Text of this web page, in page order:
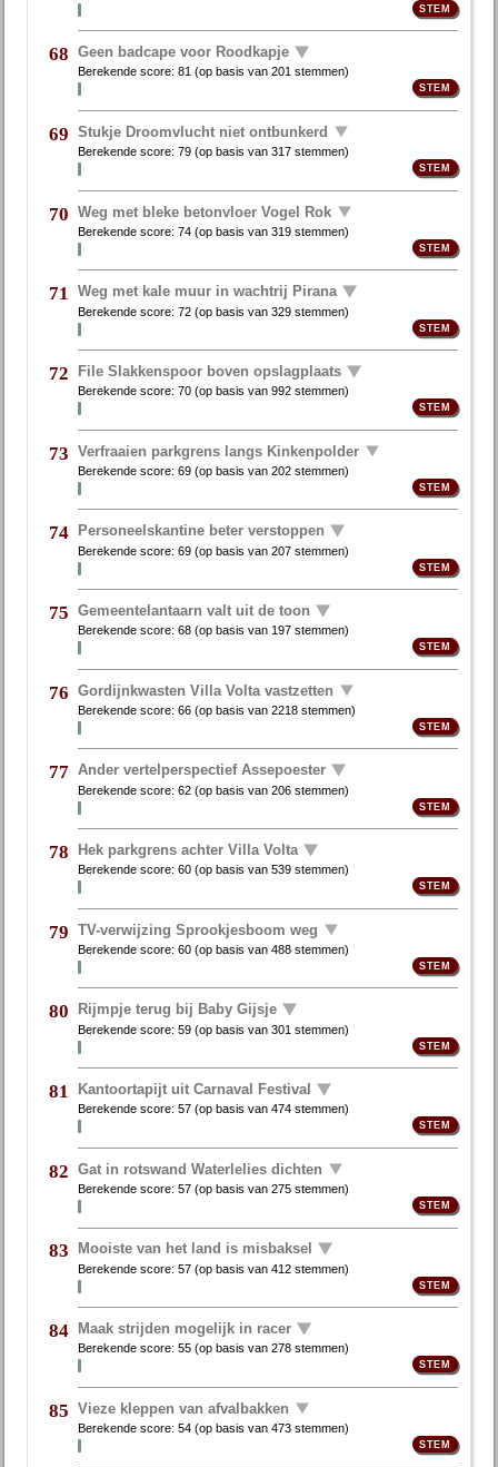
68 Geen badcape voor Roodkapje
Berekende score:81 (op basis van201 stemmen)
69 Stukje Droomvlucht niet ontbunkerd
Berekende score:79 (op basis van317 stemmen)
70 Weg met bleke betonvloer Vogel Rok
Berekende score:74 (op basis van319 stemmen)
71 Weg met kale muur in wachtrij Pirana
Berekende score:72 (op basis van329 stemmen)
72 File Slakkenspoor boven opslagplaats
Berekende score:70 (op basis van992 stemmen)
73 Verfraaien parkgrens langs Kinkenpolder
Berekende score:69 (op basis van202 stemmen)
74 Personeelskantine beter verstoppen
Berekende score:69 (op basis van207 stemmen)
75 Gemeentelantaarn valt uit de toon
Berekende score:68 (op basis van 197 stemmen)
76 Gordijnkwasten Villa Volta vastzetten
Berekende score:66 (op basis van2218 stemmen)
77 Ander vertelperspectief Assepoester
Berekende score:62 (op basis van206 stemmen)
78 Hek parkgrens achter Villa Volta
Berekende score:60 (op basis van539 stemmen)
79 TV-verwijzing Sprookjesboom weg
Berekende score:60 (op basis van488 stemmen)
80 Rijmpje terug bij Baby Gijsje
Berekende score:59 (op basis van301 stemmen)
81 Kantoortapijt uit Carnaval Festival
Berekende score:57 (op basis van474 stemmen)
82 Gat in rotswand Waterlelies dichten
Berekende score:57 (op basis van275 stemmen)
83 Mooiste van het land is misbaksel
Berekende score:57 (op basis van412 stemmen)
84 Maak strijden mogelijk in racer
Berekende score:55 (op basis van278 stemmen)
85 Vieze kleppen van afvalbakken
Berekende score:54 (op basis van473 stemmen)